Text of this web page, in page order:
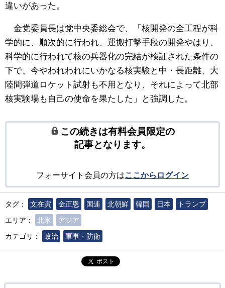
違いがあった。
金党委員長は党中央委総会で、「核開発の全工程が科
学的に、順次的に行われ、運搬打撃手段の開発やはり、
科学的に行われて核の兵器化の完結が検証された条件の
下で、今やわれわれにいかなる核実験と中・長距離、大
陸間弾道ロケット試射も不用となり、それによって北部
核実験場も自己の使命を果たした」と強調した。
この続きは有料会員限定の
記事となります。
フォーサイト会員の方はここからログイン
タグ： 文在寅 金正恩 国連 北朝鮮 韓国 日本
トランプ
エリア：
北米
アジア
カテゴリ：
政治 軍事・防衛
ポスト